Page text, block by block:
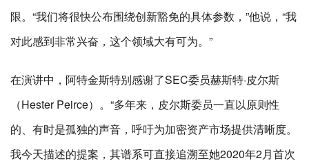
限。“我们将很快公布围绕创新豁免的具体参数，”他说，“我
对此感到非常兴奋，这个领域大有可为。”
在演讲中，阿特金斯特别感谢了SEC委员赫斯特·皮尔斯
（Hester Peirce）。“多年来，皮尔斯委员一直以原则性
的、有时是孤独的声音，呼吁为加密资产市场提供清晰度。
我今天描述的提案，其谱系可直接追溯至她2020年2月首次